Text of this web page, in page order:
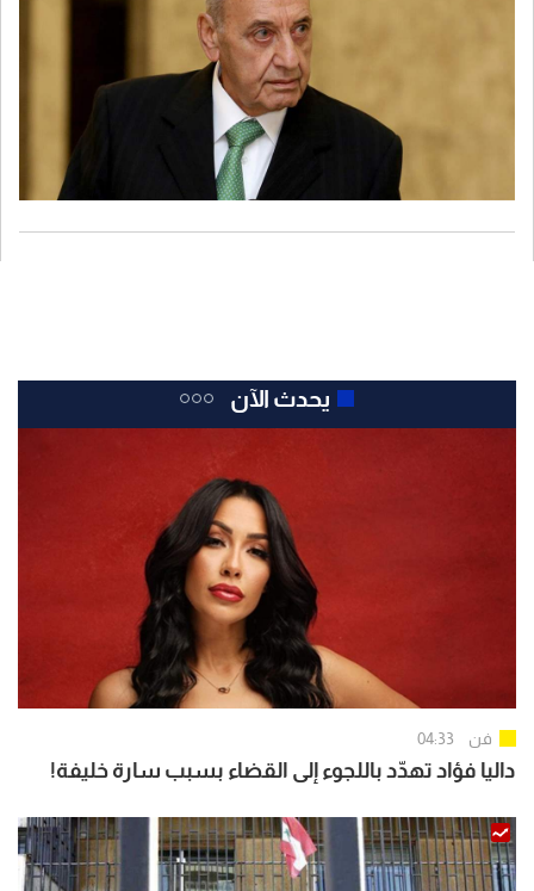
يحدث الآن
فن 04:33
داليا فؤاد تهدّد باللجوء إلى القضاء بسبب سارة خليفة!